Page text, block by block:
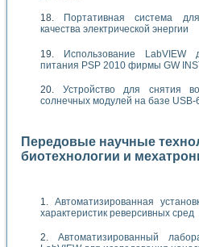
Портативная система
качества электрической энергии
Использование LabVIEW
питания PSP 2010 фирмы GW
Устройство для снятия
солнечных модулей на базе USB-
Передовые научные
биотехнологии и
Автоматизированная
характеристик реверсивных сред
Автоматизированный